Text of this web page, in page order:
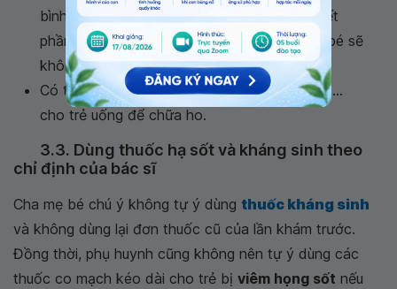
bình thường. Cha mẹ không nên ép trẻ ăn hết
phần thức ăn đã chuẩn bị vì thường khi ốm bé sẽ
không có khẩu vị.
Có thể dùng quất hấp mật ong, gừng, chanh,...
cho trẻ uống để chữa ho.
3.3. Dùng thuốc hạ sốt và kháng sinh theo
chỉ định của bác sĩ
Cha mẹ bé chú ý không tự ý dùng thuốc kháng sinh
và không dùng lại đơn thuốc cũ của lần khám trước.
Đồng thời, phụ huynh cũng không nên tự ý dùng các
thuốc co mạch kéo dài cho trẻ bị viêm họng sốt nếu